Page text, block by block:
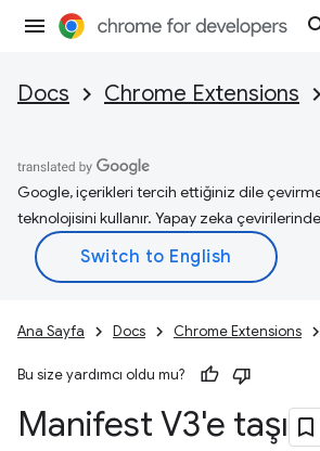
Docs Chrome Extensions
Google, içerikleri tercih ettiğiniz dile
teknolojisini kullanır. Yapay zeka
Ana Sayfa Docs Chrome Extensions
Bu size yardımcı oldu mu?
Manifest V3'e taşı